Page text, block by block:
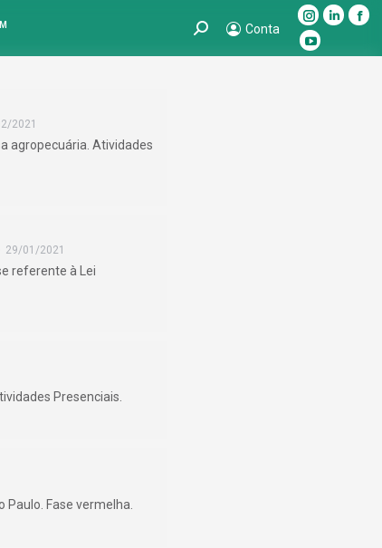
Search: Conta
Instagram
page
Linkedin
YouTube
2021
agropecuária. Atividades
29/01/2021
referente à Lei
Presenciais.
Paulo. Fase vermelha.